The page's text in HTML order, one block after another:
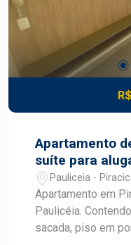
Apartamento
suíte para
Pauliceia -
Apartamento em
Paulicéia.
sacada, piso em